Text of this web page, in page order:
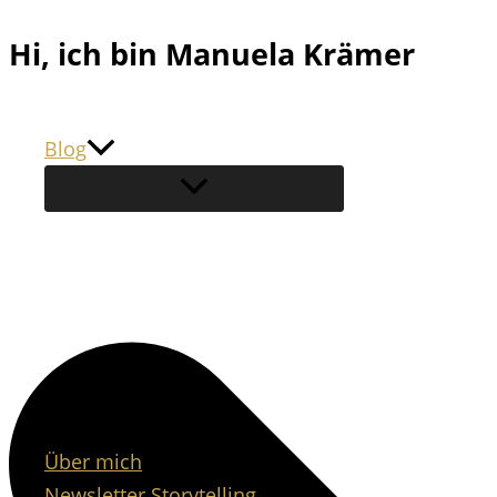
Inhalt
springen
Blog
Über mich
Hi, ich bin Manuela Krämer